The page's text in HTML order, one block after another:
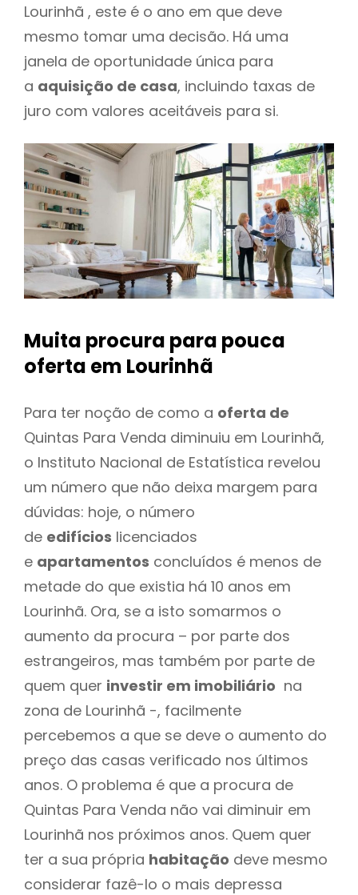
Lourinhã , este é o ano em que deve
mesmo tomar uma decisão. Há uma
janela de oportunidade única para
a aquisição de casa, incluindo taxas de
juro com valores aceitáveis para si.
Muita procura para pouca
oferta em Lourinhã
Para ter noção de como a oferta de
Quintas Para Venda diminuiu em Lourinhã,
o Instituto Nacional de Estatística revelou
um número que não deixa margem para
dúvidas: hoje, o número
de edifícios licenciados
e apartamentos concluídos é menos de
metade do que existia há 10 anos em
Lourinhã. Ora, se a isto somarmos o
aumento da procura – por parte dos
estrangeiros, mas também por parte de
quem quer investir em imobiliário na
zona de Lourinhã -, facilmente
percebemos a que se deve o aumento do
preço das casas verificado nos últimos
anos. O problema é que a procura de
Quintas Para Venda não vai diminuir em
Lourinhã nos próximos anos. Quem quer
ter a sua própria habitação deve mesmo
considerar fazê-lo o mais depressa